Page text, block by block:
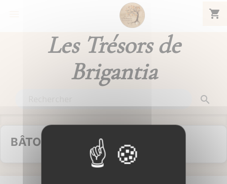
shopping_cart
Les Trésors de
Brigantia

BÂTONS DE MASSAGE